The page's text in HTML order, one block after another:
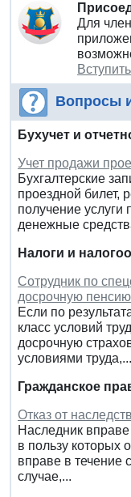
Для
Вопросы
Бухучет и
Учет продажи
Бухгалтерские
проездной билет,
получение услуги
денежные
Налоги и
Сотрудник по
досрочную
Если по
класс условий
досрочную
условиями труда,...
Гражданское
Отказ от
Наследник вправе
в пользу которых
вправе в течение
случае,...